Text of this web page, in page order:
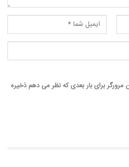
مرورگر برای بار بعدی که نظر می دهم ذخیره